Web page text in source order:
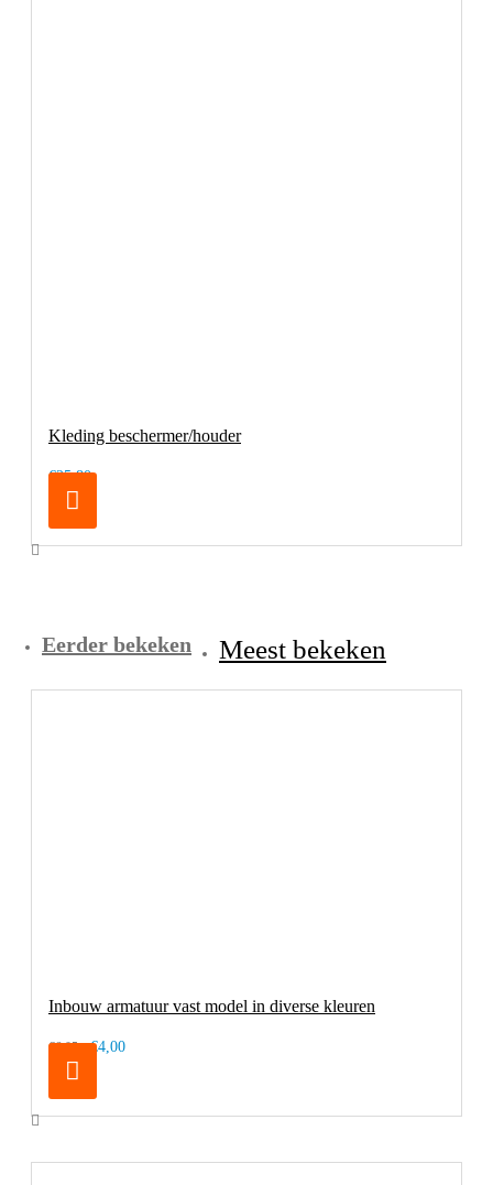
Kleding beschermer/houder
€25,80
Eerder bekeken Meest bekeken
Inbouw armatuur vast model in diverse kleuren
€6,05 €4,00